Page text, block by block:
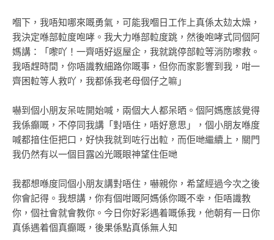
嗰下，我唔知哪來嘅勇氣，可能我嗰日工作上真係太攰太燥，
我決定喺部𨋢度咆哮。我大力喺部𨋢度跳，然後咆哮式同個阿
媽講：「嚟吖！一齊唔好返屋企，我就跳停部𨋢等消防嚟救。
我唔趕時間，你唔識教細路你嘅事，但你而家影響到我，咁一
齊困𨋢等人救吖，我都係我老母個仔之嘛」
嚇到個小朋友呆咗開始喊，兩個大人都呆晒。個阿媽應該覺得
我係癲嘅，不停同我講「對唔住，唔好意思」，個小朋友喺度
喊都揞住佢把口，好快我就到咗行出𨋢，而佢哋繼續上，關門
我仍然有以一個目露凶光嘅眼神望住佢哋
我都想喺度同個小朋友講對唔住，嚇親你，希望經過今次之後
你會記得。我想講，你有個咁嘅阿媽係你嘅不幸，佢唔識教
你，個社會就會教你。今日你好彩遇着嘅係我，他朝有一日你
真係遇着個真癲嘅，後果係點真係無人知